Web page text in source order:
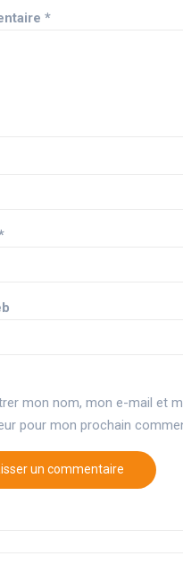
*
mon nom, mon e-mail et
pour mon prochain